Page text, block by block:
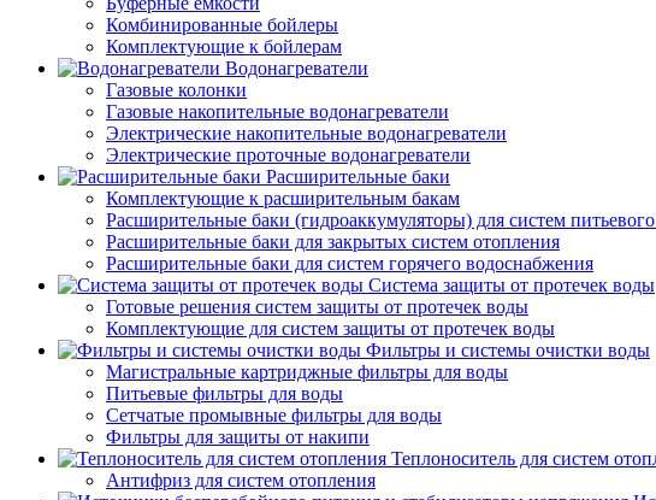
Комбинированные бойлеры
Комплектующие к бойлерам
Водонагреватели
Газовые колонки
Газовые накопительные водонагреватели
Электрические накопительные водонагреватели
Электрические проточные водонагреватели
Расширительные баки
Комплектующие к расширительным бакам
Расширительные баки (гидроаккумуляторы) для систем
Расширительные баки для закрытых систем отопления
Расширительные баки для систем горячего водоснабжения
Система защиты от протечек воды
Готовые решения систем защиты от протечек воды
Комплектующие для систем защиты от протечек воды
Фильтры и системы очистки воды
Магистральные картриджные фильтры для воды
Питьевые фильтры для воды
Сетчатые промывные фильтры для воды
Фильтры для защиты от накипи
Теплоноситель для систем
Антифриз для систем отопления